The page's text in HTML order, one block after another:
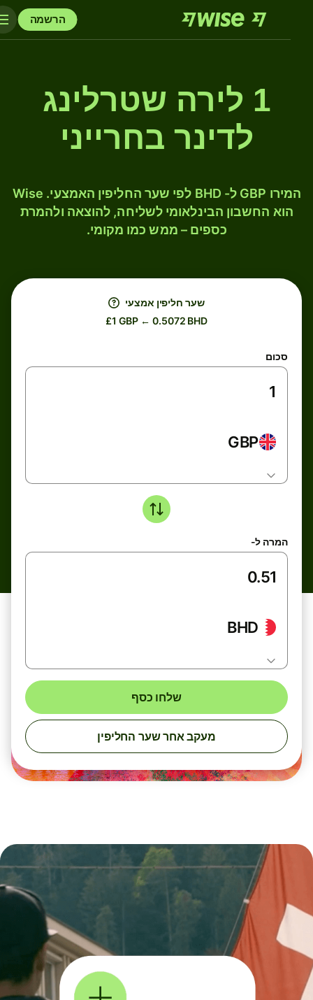
הרשמה
1 לירה שטרלינג
לדינר בחרייני
המירו GBP ל- BHD לפי שער החליפין האמצעי. Wise
הוא החשבון הבינלאומי לשליחה, להוצאה ולהמרת
כספים – ממש כמו מקומי.
שער חליפין אמצעי
£1 GBP ← 0.5072 BHD
סכום
GBP
המרה ל-
BHD
שלחו כסף
מעקב אחר שער החליפין